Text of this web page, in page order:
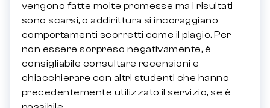
vengono fatte molte promesse ma i risultati
sono scarsi, o addirittura si incoraggiano
comportamenti scorretti come il plagio. Per
non essere sorpreso negativamente, è
consigliabile consultare recensioni e
chiacchierare con altri studenti che hanno
precedentemente utilizzato il servizio, se è